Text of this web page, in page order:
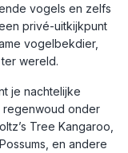
vogels en zelfs
privé-uitkijkpunt
vogelbekdier,
wereld.
je nachtelijke
regenwoud onder
Tree Kangaroo,
en andere